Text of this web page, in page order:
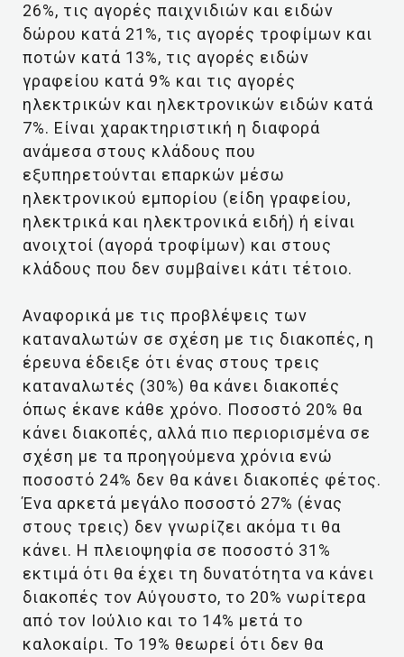
26%, τις αγορές παιχνιδιών και ειδών
δώρου κατά 21%, τις αγορές τροφίμων και
ποτών κατά 13%, τις αγορές ειδών
γραφείου κατά 9% και τις αγορές
ηλεκτρικών και ηλεκτρονικών ειδών κατά
7%. Είναι χαρακτηριστική η διαφορά
ανάμεσα στους κλάδους που
εξυπηρετούνται επαρκών μέσω
ηλεκτρονικού εμπορίου (είδη γραφείου,
ηλεκτρικά και ηλεκτρονικά ειδή) ή είναι
ανοιχτοί (αγορά τροφίμων) και στους
κλάδους που δεν συμβαίνει κάτι τέτοιο.
Αναφορικά με τις προβλέψεις των
καταναλωτών σε σχέση με τις διακοπές, η
έρευνα έδειξε ότι ένας στους τρεις
καταναλωτές (30%) θα κάνει διακοπές
όπως έκανε κάθε χρόνο. Ποσοστό 20% θα
κάνει διακοπές, αλλά πιο περιορισμένα σε
σχέση με τα προηγούμενα χρόνια ενώ
ποσοστό 24% δεν θα κάνει διακοπές φέτος.
Ένα αρκετά μεγάλο ποσοστό 27% (ένας
στους τρεις) δεν γνωρίζει ακόμα τι θα
κάνει. Η πλειοψηφία σε ποσοστό 31%
εκτιμά ότι θα έχει τη δυνατότητα να κάνει
διακοπές τον Αύγουστο, το 20% νωρίτερα
από τον Ιούλιο και το 14% μετά το
καλοκαίρι. Το 19% θεωρεί ότι δεν θα